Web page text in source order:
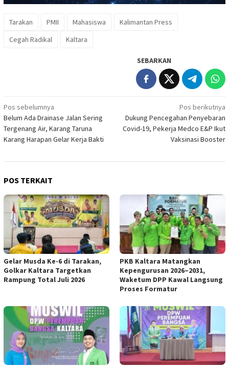
Tarakan PMII Mahasiswa
Kalimantan Press
Cegah Radikal
Kaltara
SEBARKAN
Navigasi
pos
Pos sebelumnya
Belum Ada Drainase Jalan Sering
Tergenang Air, Karang Taruna
Karang Harapan Gelar Kerja Bakti
Pos berikutnya
Dukung Pencegahan Penyebaran
Covid-19, Pekerja Medco E&P Ikut
Vaksinasi Booster
POS TERKAIT
Gelar Musda Ke-6 di Tarakan,
Golkar Kaltara Targetkan
Rampung Total Juli 2026
PKB Kaltara Matangkan
Kepengurusan 2026–2031,
Waketum DPP Kawal Langsung
Proses Formatur